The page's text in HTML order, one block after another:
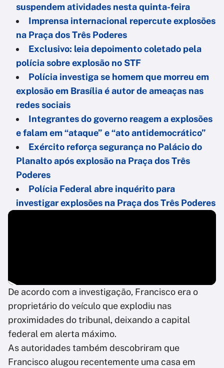
suspendem atividades nesta quinta-feira
Imprensa internacional repercute explosões
na Praça dos Três Poderes
Exclusivo: leia depoimento coletado pela
polícia sobre explosão no STF
Polícia investiga se homem que morreu em
explosão em Brasília é autor de ameaças nas
redes sociais
Integrantes do governo reagem a explosões
e falam em “ataque” e “ato antidemocrático”
Exército reforça segurança no Palácio do
Planalto após explosão na Praça dos Três
Poderes
Polícia Federal abre inquérito para
investigar explosões na Praça dos Três Poderes
De acordo com a investigação, Francisco era o
proprietário do veículo que explodiu nas
proximidades do tribunal, deixando a capital
federal em alerta máximo.
As autoridades também descobriram que
Francisco alugou recentemente uma casa em